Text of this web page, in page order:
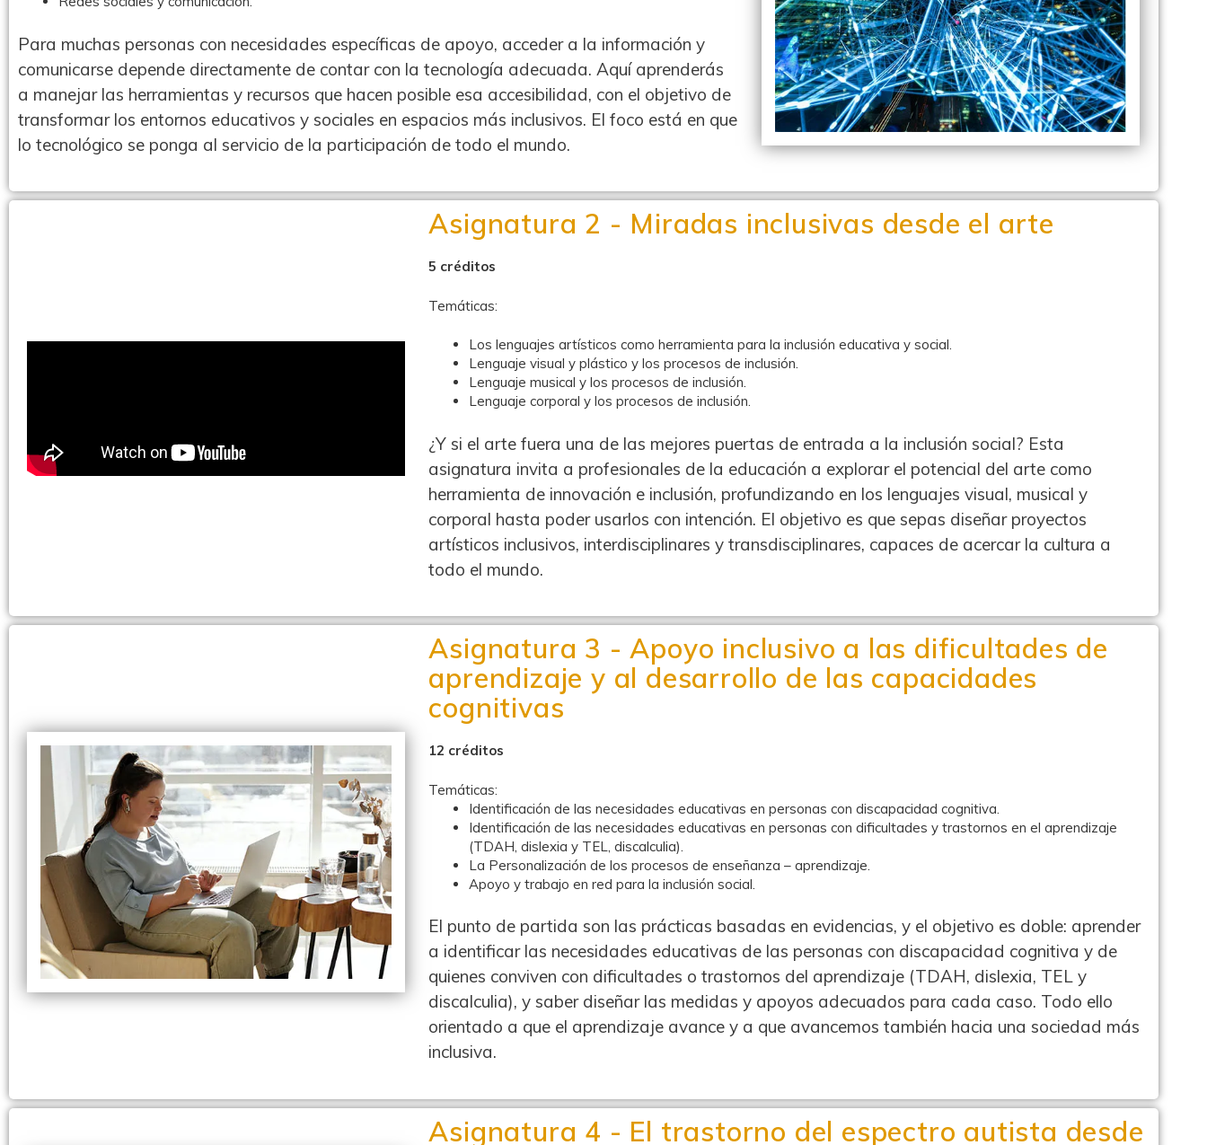
Para muchas personas con necesidades específicas de apoyo, acceder a la información y
comunicarse depende directamente de contar con la tecnología adecuada. Aquí aprenderás
a manejar las herramientas y recursos que hacen posible esa accesibilidad, con el objetivo de
transformar los entornos educativos y sociales en espacios más inclusivos. El foco está en que
lo tecnológico se ponga al servicio de la participación de todo el mundo.
Asignatura 2 - Miradas inclusivas desde el arte
5 créditos
Temáticas:
Los lenguajes artísticos como herramienta para la inclusión educativa y social.
Lenguaje visual y plástico y los procesos de inclusión.
Lenguaje musical y los procesos de inclusión.
Lenguaje corporal y los procesos de inclusión.
¿Y si el arte fuera una de las mejores puertas de entrada a la inclusión social? Esta
asignatura invita a profesionales de la educación a explorar el potencial del arte como
herramienta de innovación e inclusión, profundizando en los lenguajes visual, musical y
corporal hasta poder usarlos con intención. El objetivo es que sepas diseñar proyectos
artísticos inclusivos, interdisciplinares y transdisciplinares, capaces de acercar la cultura a
todo el mundo.
Asignatura 3 - Apoyo inclusivo a las dificultades de
aprendizaje y al desarrollo de las capacidades
cognitivas
12 créditos
Temáticas:
Identificación de las necesidades educativas en personas con discapacidad cognitiva.
Identificación de las necesidades educativas en personas con dificultades y trastornos en el aprendizaje
(TDAH, dislexia y TEL, discalculia).
La Personalización de los procesos de enseñanza – aprendizaje.
Apoyo y trabajo en red para la inclusión social.
El punto de partida son las prácticas basadas en evidencias, y el objetivo es doble: aprender
a identificar las necesidades educativas de las personas con discapacidad cognitiva y de
quienes conviven con dificultades o trastornos del aprendizaje (TDAH, dislexia, TEL y
discalculia), y saber diseñar las medidas y apoyos adecuados para cada caso. Todo ello
orientado a que el aprendizaje avance y a que avancemos también hacia una sociedad más
inclusiva.
Asignatura 4 - El trastorno del espectro autista desde
IR AL FORMULARIO